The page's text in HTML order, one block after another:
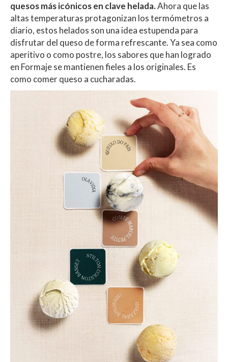
quesos más icónicos en clave helada.Ahora que las
altas temperaturas protagonizan los termómetros a
diario, estos helados son una idea estupenda para
disfrutar del queso de forma refrescante. Ya sea como
aperitivo o como postre, los sabores que han logrado
en Formaje se mantienen fieles a los originales. Es
como comer queso a cucharadas.